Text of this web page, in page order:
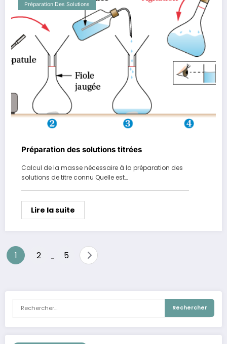
Préparation Des Solutions
Préparation des solutions titrées
Calcul de la masse nécessaire à la préparation des
solutions de titre connu Quelle est…
Lire la suite
Pagination
publications
1 2 5